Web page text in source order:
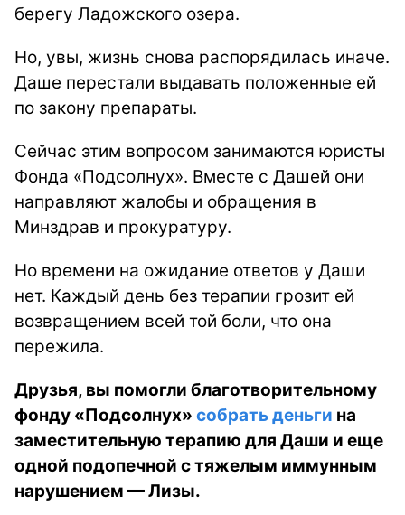
берегу Ладожского озера.
Но, увы, жизнь снова распорядилась иначе.
Даше перестали выдавать положенные ей
по закону препараты.
Сейчас этим вопросом занимаются юристы
Фонда «Подсолнух». Вместе с Дашей они
направляют жалобы и обращения в
Минздрав и прокуратуру.
Но времени на ожидание ответов у Даши
нет. Каждый день без терапии грозит ей
возвращением всей той боли, что она
пережила.
Друзья, вы помогли благотворительному
фонду «Подсолнух» собрать деньги на
заместительную терапию для Даши и еще
одной подопечной с тяжелым иммунным
нарушением — Лизы.